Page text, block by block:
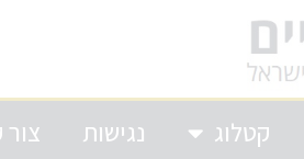
קטלוג נגישות